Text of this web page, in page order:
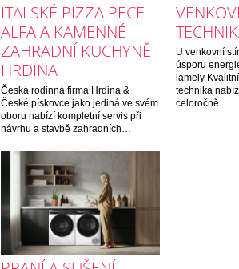
ITALSKÉ PIZZA PECE
ALFA A KAMENNÉ
ZAHRADNÍ KUCHYNĚ
HRDINA
Česká rodinná firma Hrdina &
České pískovce jako jediná ve svém
oboru nabízí kompletní servis při
návrhu a stavbě zahradních…
U venkovní
úsporu
lamely
technika
celoročně…